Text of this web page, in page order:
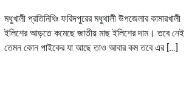
মধুখালী প্রতিনিধিঃ ফরিদপুরের মধুথালী উপজেলার কামারখালী
ইলিশের আড়তে কমেছে জাতীয় মাছ ইলিশের দাম। তবে নেই
তেমন কোন পাইকের যা আছে তাও আবার কম তবে এর […]